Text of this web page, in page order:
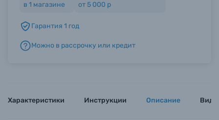
Б/У фототехника (Комиссионные товары)
в 1 магазине
от 5 000 р
Гарантия 1 год
Можно в рассрочку или кредит
Характеристики Инструкции Описание